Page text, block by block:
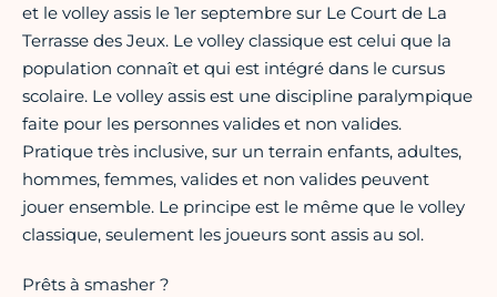
et le volley assis le 1er septembre sur Le Court de La
Terrasse des Jeux. Le volley classique est celui que la
population connaît et qui est intégré dans le cursus
scolaire. Le volley assis est une discipline paralympique
faite pour les personnes valides et non valides.
Pratique très inclusive, sur un terrain enfants, adultes,
hommes, femmes, valides et non valides peuvent
jouer ensemble. Le principe est le même que le volley
classique, seulement les joueurs sont assis au sol.
Prêts à smasher ?